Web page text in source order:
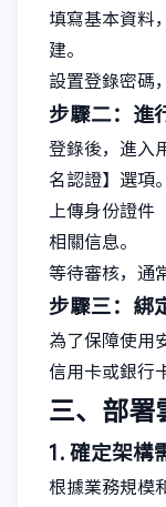
填寫基本資料
建。
設置登錄密碼
步驟二：進
登錄後，進入
名認證】選項。
上傳身份證
相關信息。
等待審核，通
步驟三：綁
為了保障使用
信用卡或銀行
三、部署
1. 確定架構
根據業務規模